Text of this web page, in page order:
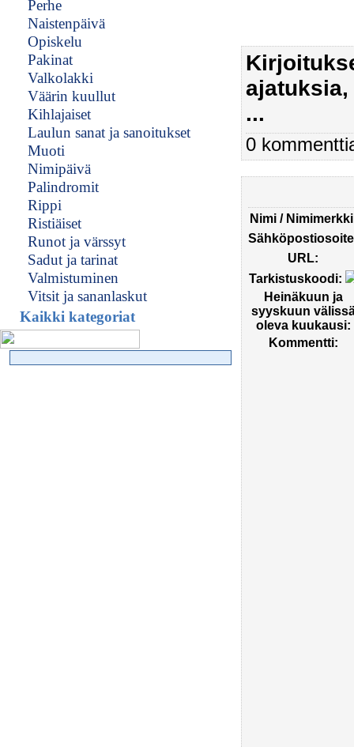
Perhe
Naistenpäivä
Opiskelu
Pakinat
Valkolakki
Väärin kuullut
Kihlajaiset
Laulun sanat ja sanoitukset
Muoti
Nimipäivä
Palindromit
Rippi
Ristiäiset
Runot ja värssyt
Sadut ja tarinat
Valmistuminen
Vitsit ja sananlaskut
Kaikki kategoriat
ajatuksia,
...
0
Nimi /
URL:
Tarkistuskoodi:
Heinäkuun ja
syyskuun
oleva kuukausi:
Kommentti: